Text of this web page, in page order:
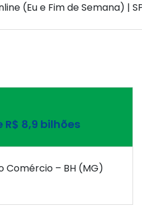
(Eu e Fim de Semana) |
8,9 bilhões
Comércio – BH (MG)